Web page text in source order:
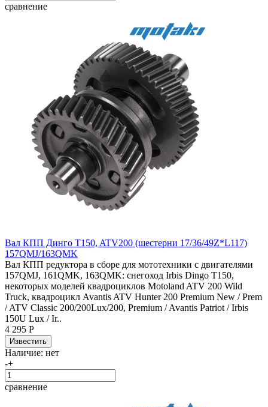
сравнение
Вал КПП Динго T150, ATV200 (шестерни 17/36/49Z*L117)
157QMJ/163QMK
Вал КПП редуктора в сборе для мототехники с двигателями
157QMJ, 161QMK, 163QMK: снегоход Irbis Dingo T150,
некоторых моделей квадроциклов Motoland ATV 200 Wild
Truck, квадроцикл Avantis ATV Hunter 200 Premium New / Prem
/ ATV Classic 200/200Lux/200, Premium / Avantis Patriot / Irbis
150U Lux / Ir..
4 295 Р
Наличие: нет
-+
сравнение